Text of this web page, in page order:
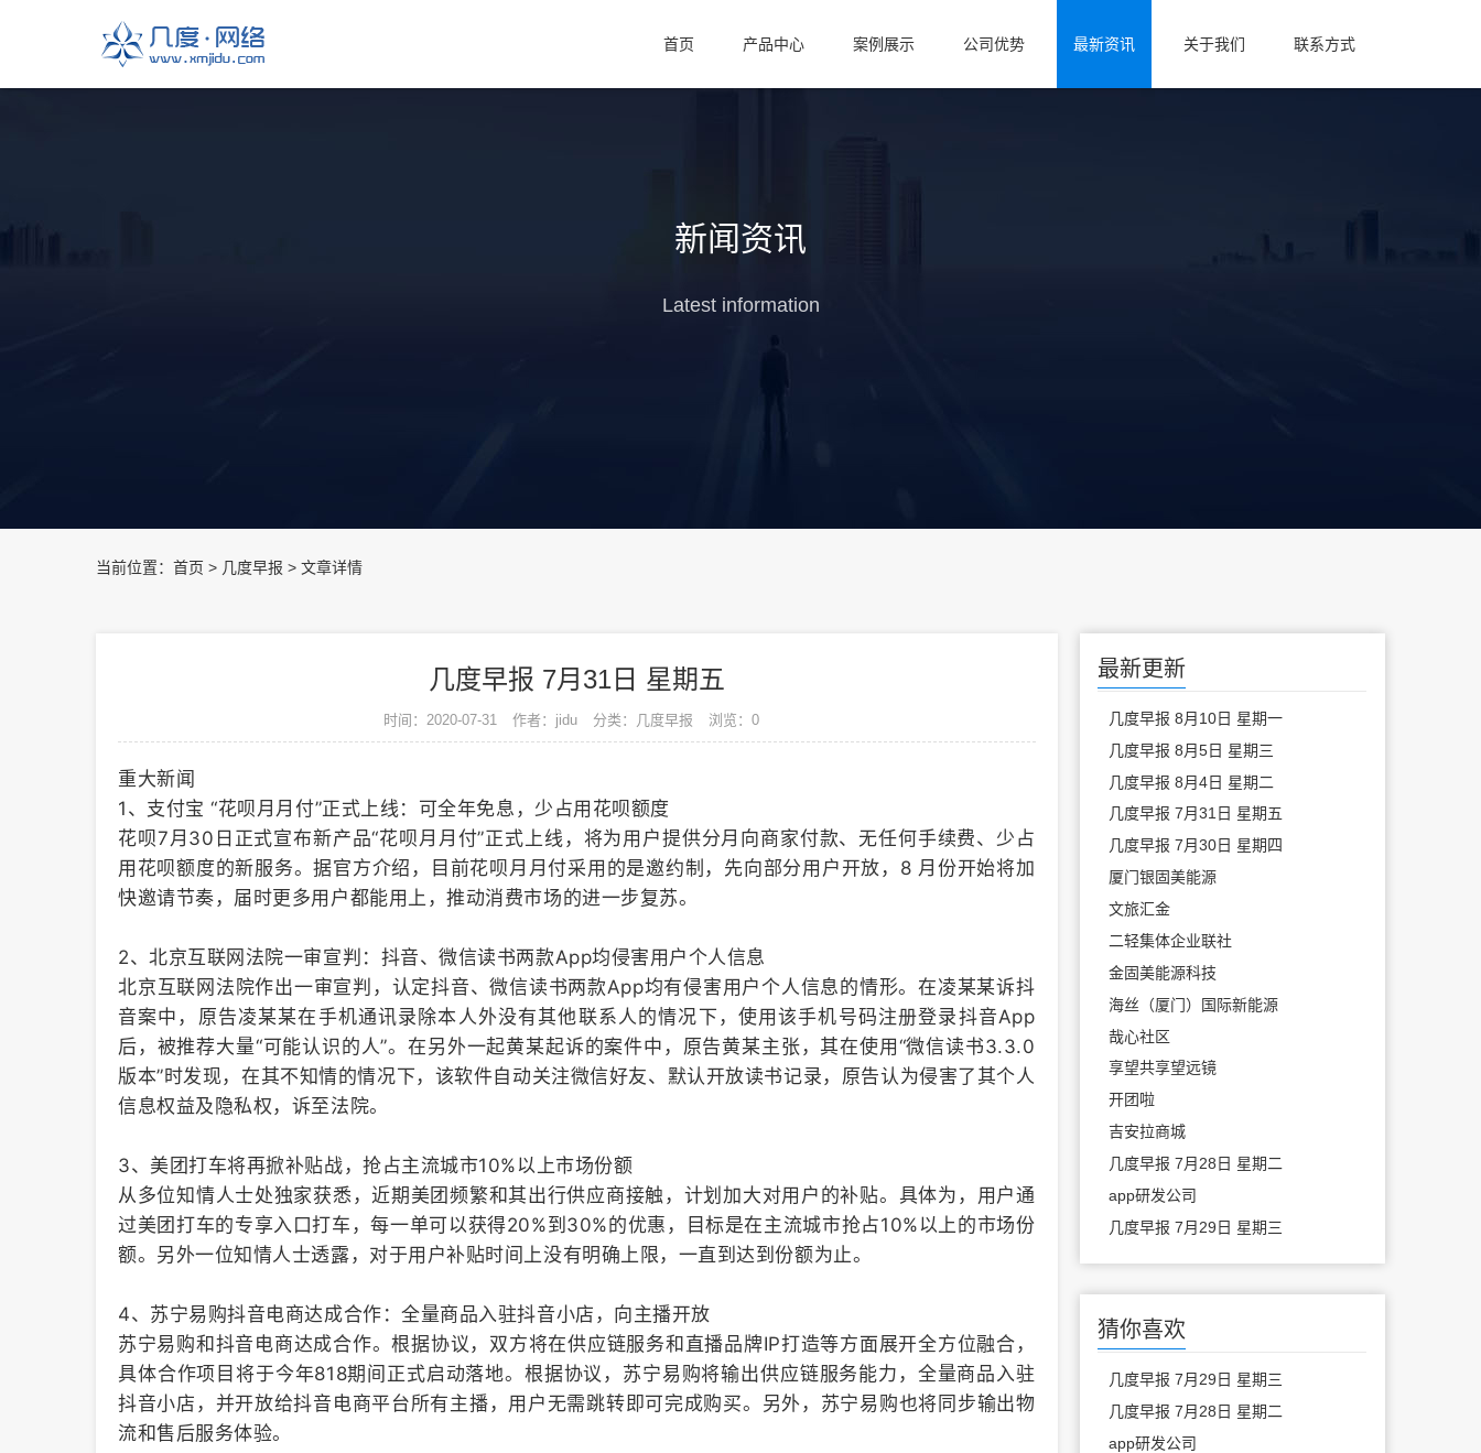
首页 产品中心 案例展示 公司优势 最新资讯 关于我们 联系方式
新闻资讯
Latest information
当前位置： 首页 > 几度早报 > 文章详情
几度早报 7月31日 星期五
时间：2020-07-31 作者：jidu 分类：几度早报 浏览：0
重大新闻
1、支付宝 “花呗月月付”正式上线：可全年免息，少占用花呗额度
花呗7月30日正式宣布新产品“花呗月月付”正式上线，将为用户提供分月向商家付款、无任何手续费、少占
用花呗额度的新服务。据官方介绍，目前花呗月月付采用的是邀约制，先向部分用户开放，8 月份开始将加
快邀请节奏，届时更多用户都能用上，推动消费市场的进一步复苏。
2、北京互联网法院一审宣判：抖音、微信读书两款App均侵害用户个人信息
北京互联网法院作出一审宣判，认定抖音、微信读书两款App均有侵害用户个人信息的情形。在凌某某诉抖
音案中，原告凌某某在手机通讯录除本人外没有其他联系人的情况下，使用该手机号码注册登录抖音App
后，被推荐大量“可能认识的人”。在另外一起黄某起诉的案件中，原告黄某主张，其在使用“微信读书3.3.0
版本”时发现，在其不知情的情况下，该软件自动关注微信好友、默认开放读书记录，原告认为侵害了其个人
信息权益及隐私权，诉至法院。
3、美团打车将再掀补贴战，抢占主流城市10%以上市场份额
从多位知情人士处独家获悉，近期美团频繁和其出行供应商接触，计划加大对用户的补贴。具体为，用户通
过美团打车的专享入口打车，每一单可以获得20%到30%的优惠，目标是在主流城市抢占10%以上的市场份
额。另外一位知情人士透露，对于用户补贴时间上没有明确上限，一直到达到份额为止。
4、苏宁易购抖音电商达成合作：全量商品入驻抖音小店，向主播开放
苏宁易购和抖音电商达成合作。根据协议，双方将在供应链服务和直播品牌IP打造等方面展开全方位融合，
具体合作项目将于今年818期间正式启动落地。根据协议，苏宁易购将输出供应链服务能力，全量商品入驻
抖音小店，并开放给抖音电商平台所有主播，用户无需跳转即可完成购买。另外，苏宁易购也将同步输出物
流和售后服务体验。
最新更新
几度早报 8月10日 星期一
几度早报 8月5日 星期三
几度早报 8月4日 星期二
几度早报 7月31日 星期五
几度早报 7月30日 星期四
厦门银固美能源
文旅汇金
二轻集体企业联社
金固美能源科技
海丝（厦门）国际新能源
哉心社区
享望共享望远镜
开团啦
吉安拉商城
几度早报 7月28日 星期二
app研发公司
几度早报 7月29日 星期三
猜你喜欢
几度早报 7月29日 星期三
几度早报 7月28日 星期二
app研发公司